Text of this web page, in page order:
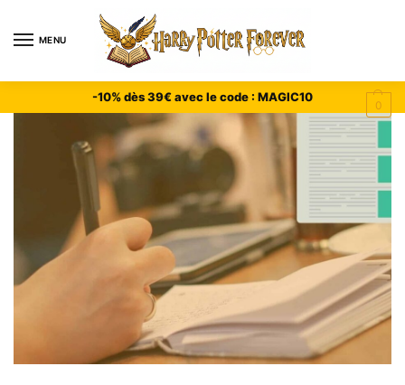
MENU
0
-10% dès 39€ avec le code : MAGIC10